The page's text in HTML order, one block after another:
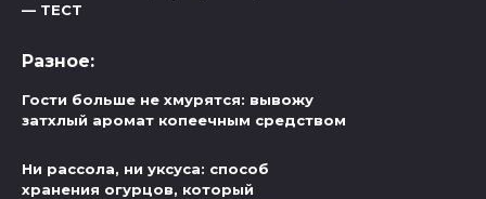
— ТЕСТ
Разное:
Гости больше не хмурятся: вывожу
затхлый аромат копеечным средством
Ни рассола, ни уксуса: способ
хранения огурцов, который